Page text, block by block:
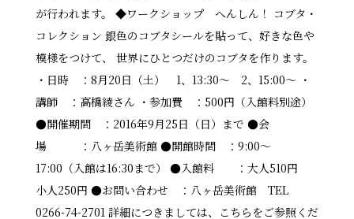
が行われます。 ◆ワークショップ へんしん！ コブタ・
コレクション 銀色のコブタシールを貼って、好きな色や
模様をつけて、 世界にひとつだけのコブタを作ります。
・日時 ：8月20日（土） 1、13:30～ 2、15:00～ ・
講師 ：高橋綾さん ・参加費 ：500円（入館料別途）
●開催期間 ：2016年9月25日（日）まで ●会
場 ：八ヶ岳美術館 ●開館時間 ：9:00～
17:00（入館は16:30まで） ●入館料 ：大人510円
小人250円 ●お問い合わせ ：八ヶ岳美術館 TEL
0266-74-2701 詳細につきましては、こちらをご参照くだ